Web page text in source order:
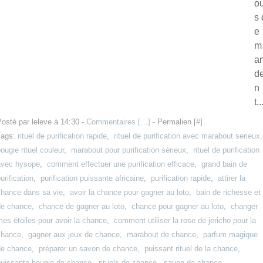
s
e
m
n
t...
par leleve à 14:30 - Commentaires […] - Permalien [#]
rituel de purification rapide, rituel de purification avec marabout serieux,
rituel couleur, marabout pour purification sérieux, rituel de purification
hysope, comment effectuer une purification efficace, grand bain de
, purification puissante africaine, purification rapide, attirer la
dans sa vie, avoir la chance pour gagner au loto,
bain de richesse et
chance, chance de gagner au loto, chance pour gagner au loto, changer
étoiles pour avoir la chance, comment utiliser la rose de jericho pour la
, gagner aux jeux de chance, marabout de chance, parfum magique
chance, préparer un savon de chance, puissant rituel de la chance,